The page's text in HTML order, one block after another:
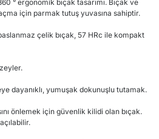
° ergonomik bıçak tasarımı. Bıçak ve
için parmak tutuş yuvasına sahiptir.
çelik bıçak, 57 HRc ile kompakt
dayanıklı, yumuşak dokunuşlu tutamak.
önlemek için güvenlik kilidi olan bıçak.